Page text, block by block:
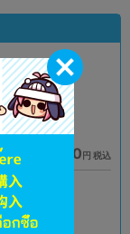
状態 : A
横浜店
在庫あり 1,690円 税込